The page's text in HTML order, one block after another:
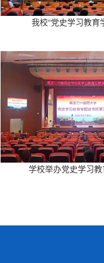
我校“党史学习教育
学校举办党史学习